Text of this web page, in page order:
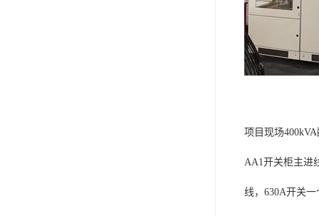
项目现场
AA1开关柜主进
线，630A开关